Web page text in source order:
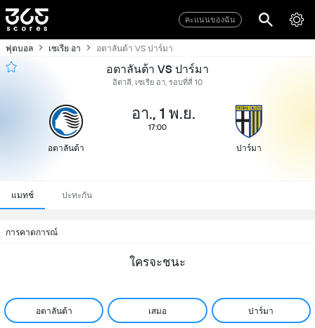
คะแนนของฉัน
ฟุตบอล เซเรีย อา อตาลันต้า VS ปาร์มา
อตาลันต้า VS ปาร์มา
อิตาลี, เซเรีย อา, รอบที่สี่ 10
อตาลันต้า
อา., 1 พ.ย.
17:00
ปาร์มา
แมทช์ ปะทะกัน
การคาดการณ์
ใครจะชนะ
อตาลันต้า เสมอ ปาร์มา